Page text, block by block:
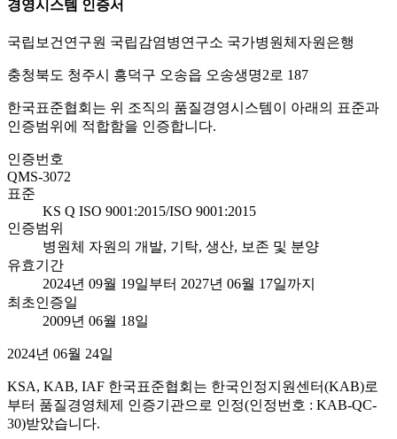
경영시스템 인증서
국립보건연구원 국립감염병연구소 국가병원체자원은행
충청북도 청주시 흥덕구 오송읍 오송생명2로 187
한국표준협회는 위 조직의 품질경영시스템이 아래의 표준과
인증범위에 적합함을 인증합니다.
인증번호
QMS-3072
표준
KS Q ISO 9001:2015/ISO 9001:2015
인증범위
병원체 자원의 개발, 기탁, 생산, 보존 및 분양
유효기간
2024년 09월 19일부터 2027년 06월 17일까지
최초인증일
2009년 06월 18일
2024년 06월 24일
KSA, KAB, IAF 한국표준협회는 한국인정지원센터(KAB)로
부터 품질경영체제 인증기관으로 인정(인정번호 : KAB-QC-
30)받았습니다.